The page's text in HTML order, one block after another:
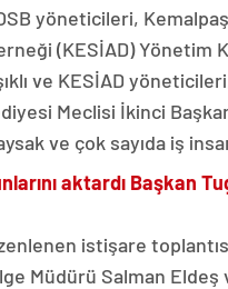
yöneticileri,
(KESİAD) Yönetim
ve KESİAD
Meclisi İkinci
ve çok sayıda iş
aktardı Başkan
istişare
Müdürü Salman Eldeş